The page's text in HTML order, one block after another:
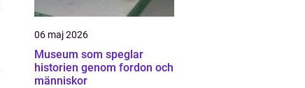
06 maj 2026
Museum som speglar
historien genom fordon och
människor